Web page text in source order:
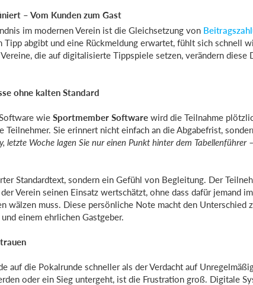
– Vom Kunden zum Gast
im modernen Verein ist die Gleichsetzung von
Tipp abgibt und eine Rückmeldung erwartet, fühlt sich schnell
die auf digitalisierte Tippspiele setzen, verändern diese
ohne kalten Standard
wie Sportmember Software wird die Teilnahme
Teilnehmer. Sie erinnert nicht einfach an die Abgabefrist,
letzte Woche lagen Sie nur einen Punkt hinter dem Tabellenführer
Standardtext, sondern ein Gefühl von Begleitung. Der
Verein seinen Einsatz wertschätzt, ohne dass dafür jemand
wälzen muss. Diese persönliche Note macht den Unterschied
einem ehrlichen Gastgeber.
auf die Pokalrunde schneller als der Verdacht auf
oder ein Sieg untergeht, ist die Frustration groß. Digitale